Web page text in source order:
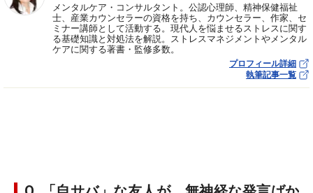
メンタルケア・コンサルタント。公認心理師、精神保健福祉
士、産業カウンセラーの資格を持ち、カウンセラー、作家、セ
ミナー講師として活動する。現代人を悩ませるストレスに関す
る基礎知識と対処法を解説。ストレスマネジメントやメンタル
ケアに関する著書・監修多数。
プロフィール詳細
執筆記事一覧